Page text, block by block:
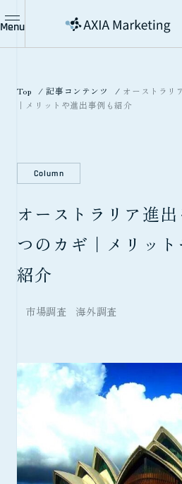
Menu
Top 記事コンテンツ
オーストラリ
｜メリットや進出事例も紹介
Column
オーストラリア進
つのカギ｜メリット
紹介
市場調査 海外調査